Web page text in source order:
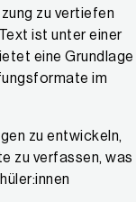
zu vertiefen
ist unter einer
eine Grundlage
im
zu entwickeln,
zu verfassen, was